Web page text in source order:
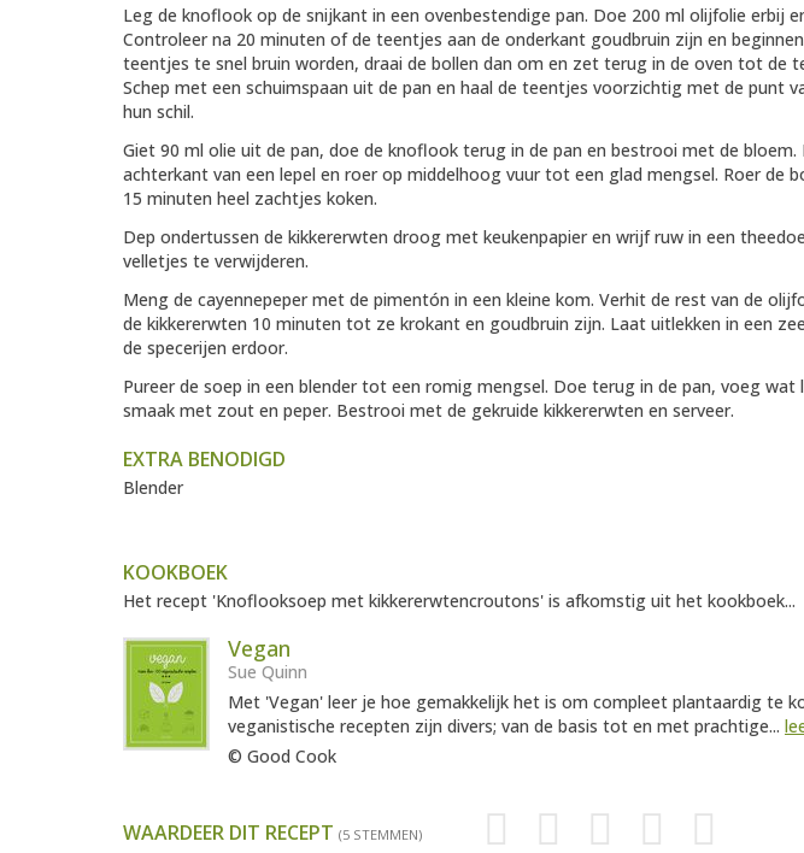
Leg de knoflook op de snijkant in een ovenbestendige pan. Doe 200 ml olijfolie erbij
Controleer na 20 minuten of de teentjes aan de onderkant goudbruin zijn en
teentjes te snel bruin worden, draai de bollen dan om en zet terug in de oven tot de
Schep met een schuimspaan uit de pan en haal de teentjes voorzichtig met de punt
hun schil.
Giet 90 ml olie uit de pan, doe de knoflook terug in de pan en bestrooi met de
achterkant van een lepel en roer op middelhoog vuur tot een glad mengsel. Roer de
15 minuten heel zachtjes koken.
Dep ondertussen de kikkererwten droog met keukenpapier en wrijf ruw in een
velletjes te verwijderen.
Meng de cayennepeper met de pimentón in een kleine kom. Verhit de rest van de
de kikkererwten 10 minuten tot ze krokant en goudbruin zijn. Laat uitlekken in een
de specerijen erdoor.
Pureer de soep in een blender tot een romig mengsel. Doe terug in de pan, voeg
smaak met zout en peper. Bestrooi met de gekruide kikkererwten en serveer.
EXTRA BENODIGD
Blender
KOOKBOEK
Het recept 'Knoflooksoep met kikkererwtencroutons' is afkomstig uit het kookboek...
Vegan
Sue Quinn
Met 'Vegan' leer je hoe gemakkelijk het is om compleet plantaardig te
veganistische recepten zijn divers; van de basis tot en met prachtige...
© Good Cook
WAARDEER DIT RECEPT (5 STEMMEN)